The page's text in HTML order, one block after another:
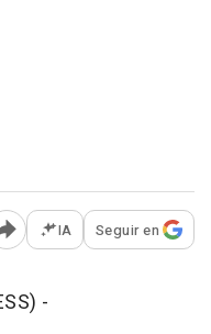
Abrir opciones para
IA Seguir en
-